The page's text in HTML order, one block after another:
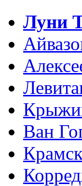
Луни
Ван